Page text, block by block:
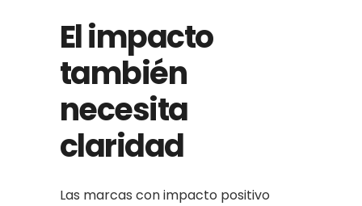
El impacto
también
necesita
claridad
Las marcas con impacto positivo